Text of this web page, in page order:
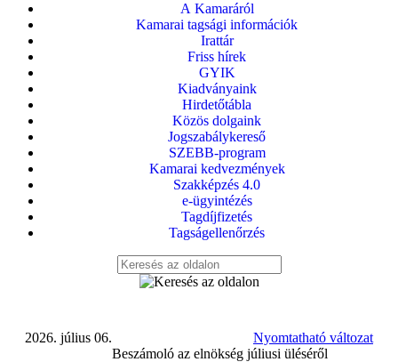
A Kamaráról
Kamarai tagsági információk
Irattár
Friss hírek
GYIK
Kiadványaink
Hirdetőtábla
Közös dolgaink
Jogszabálykereső
SZEBB-program
Kamarai kedvezmények
Szakképzés 4.0
e-ügyintézés
Tagdíjfizetés
Tagságellenőrzés
Nyomtatható változat
2026. július 06.
Beszámoló az elnökség júliusi üléséről